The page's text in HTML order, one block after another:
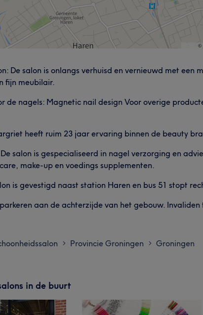
De salon is onlangs verhuisd en vernieuwd met een
fijn meubilair.
de nagels: Magnetic nail design Voor overige
heeft ruim 23 jaar ervaring binnen de beauty
salon is gespecialiseerd in nagel verzorging en
make-up en voedings supplementen.
is gevestigd naast station Haren en bus 51 stopt
aan de achterzijde van het gebouw.
> Provincie Groningen > Groningen
in de buurt